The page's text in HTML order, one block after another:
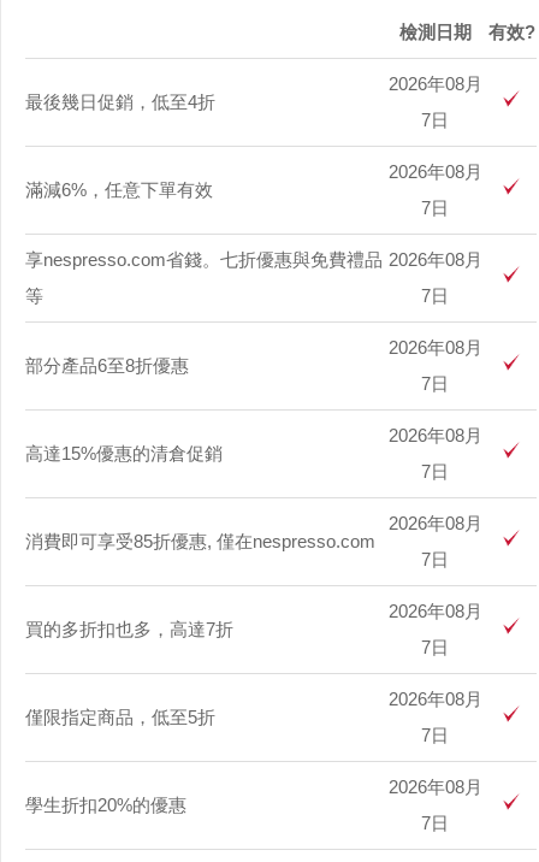
檢測日期 有效?
最後幾日促銷，低至4折
2026年08月
7日
滿減6%，任意下單有效
2026年08月
7日
享nespresso.com省錢。七折優惠與免費禮品
等
2026年08月
7日
部分產品6至8折優惠
2026年08月
7日
高達15%優惠的清倉促銷
2026年08月
7日
消費即可享受85折優惠, 僅在nespresso.com
2026年08月
7日
買的多折扣也多，高達7折
2026年08月
7日
僅限指定商品，低至5折
2026年08月
7日
學生折扣20%的優惠
2026年08月
7日